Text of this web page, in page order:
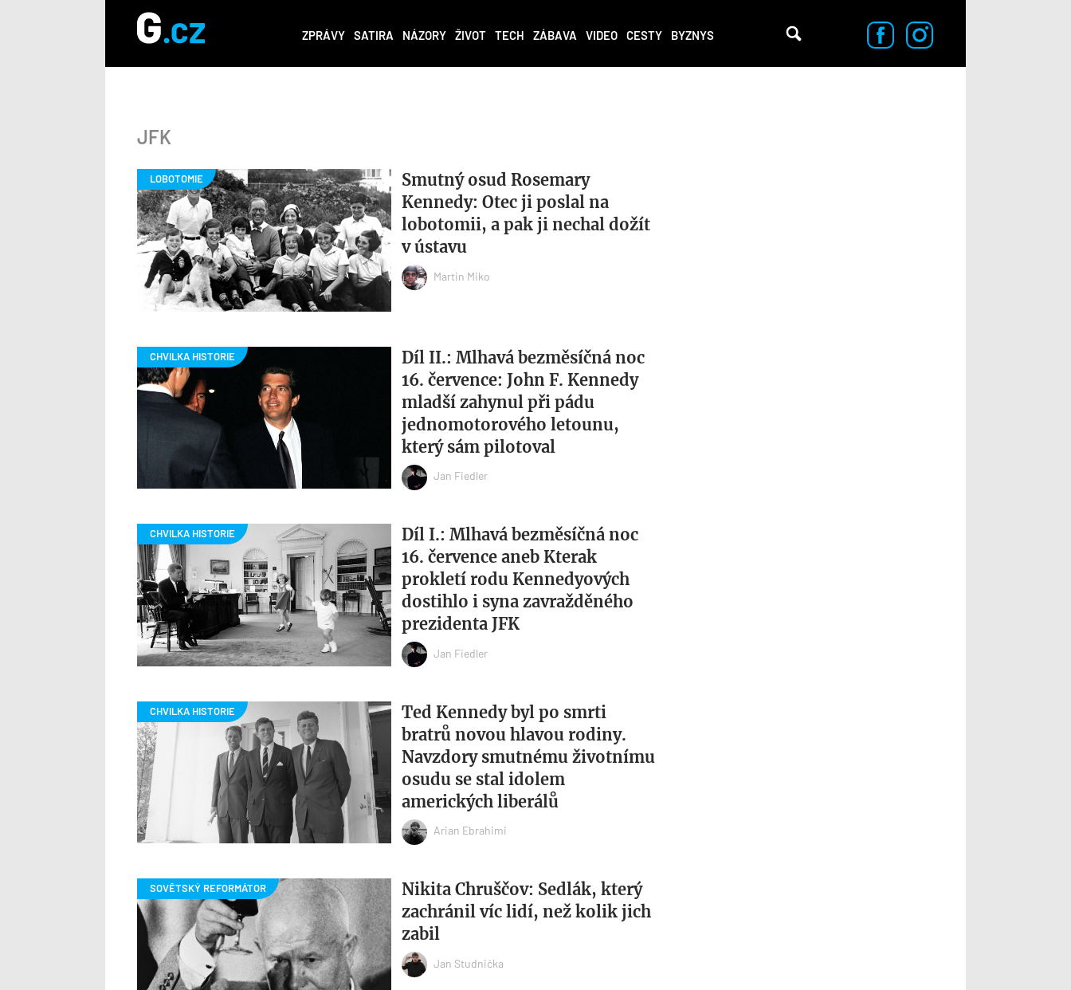
ZPRÁVY SATIRA NÁZORY ŽIVOT TECH ZÁBAVA VIDEO CESTY BYZNYS
JFK
Smutný osud Rosemary
Kennedy: Otec ji poslal na
lobotomii, a pak ji nechal dožít
v ústavu
Martin Miko
Díl II.: Mlhavá bezměsíčná noc
16. července: John F. Kennedy
mladší zahynul při pádu
jednomotorového letounu,
který sám pilotoval
Jan Fiedler
Díl I.: Mlhavá bezměsíčná noc
16. července aneb Kterak
prokletí rodu Kennedyových
dostihlo i syna zavražděného
prezidenta JFK
Jan Fiedler
Ted Kennedy byl po smrti
bratrů novou hlavou rodiny.
Navzdory smutnému životnímu
osudu se stal idolem
amerických liberálů
Arian Ebrahimi
Nikita Chruščov: Sedlák, který
zachránil víc lidí, než kolik jich
zabil
Jan Studnička